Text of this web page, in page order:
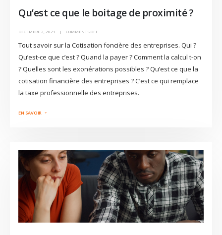
Qu’est ce que le boitage de proximité ?
DÉCEMBRE 2, 2021 COMMENTS OFF
Tout savoir sur la Cotisation foncière des entreprises. Qui ?
Qu’est-ce que c’est ? Quand la payer ? Comment la calcul t-on
? Quelles sont les exonérations possibles ? Qu’est ce que la
cotisation financière des entreprises ? C’est ce qui remplace
la taxe professionnelle des entreprises.